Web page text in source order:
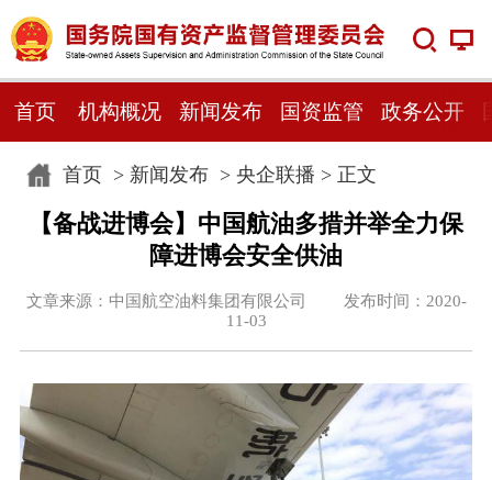
首页 机构概况 新闻发布 国资监管 政务公开
首页> 新闻发布> 央企联播 > 正文
【备战进博会】中国航油多措并举全力保
障进博会安全供油
文章来源：中国航空油料集团有限公司 发布时间：2020-
11-03